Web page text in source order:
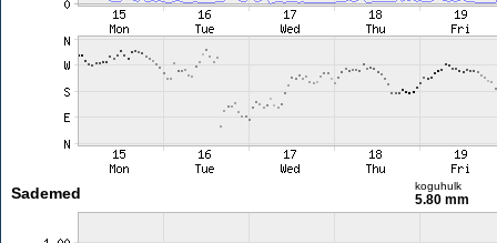
Sademed koguhulk
5.80 mm